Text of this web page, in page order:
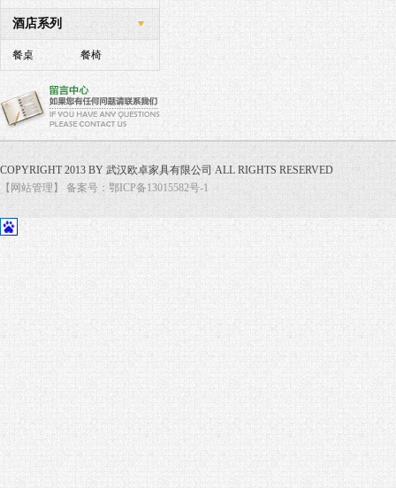
酒店系列
餐桌 餐椅
COPYRIGHT 2013 BY 武汉欧卓家具有限公司 ALL RIGHTS RESERVED
【网站管理】
备案号：鄂ICP备13015582号-1